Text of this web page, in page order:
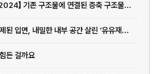
】 기존 구조물에 연결된 증축 구조물...
된 입면, 내밀한 내부 공간 살린 ‘유유재...
든 걸까요